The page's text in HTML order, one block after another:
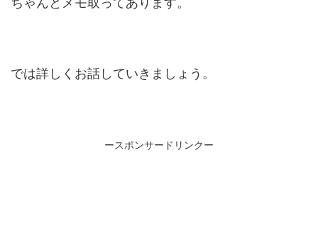
では詳しくお話していきましょう。
ースポンサードリンクー